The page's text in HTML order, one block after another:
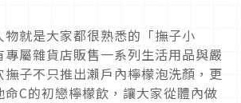
物就是大家都很熟悉的「撫子小
屬雜貨店販售一系列生活用品與嚴
撫子不只推出瀨戶內檸檬泡洗顏，更
C的初戀檸檬飲，讓大家從體內做